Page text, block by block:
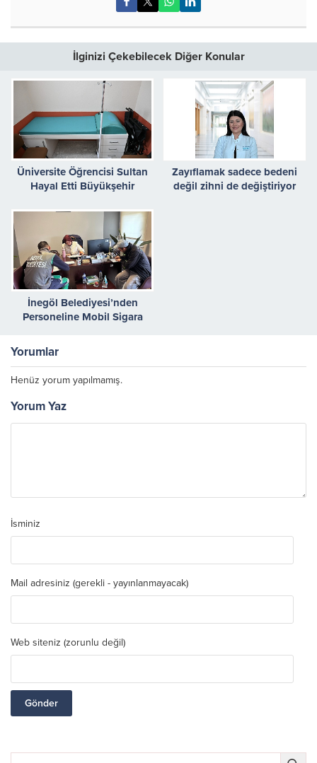
İlginizi Çekebilecek Diğer Konular
Üniversite Öğrencisi Sultan
Hayal Etti Büyükşehir
Zayıflamak sadece bedeni
değil zihni de değiştiriyor
İnegöl Belediyesi’nden
Personeline Mobil Sigara
Yorumlar
Henüz yorum yapılmamış.
Yorum Yaz
İsminiz
Mail adresiniz (gerekli - yayınlanmayacak)
Web siteniz (zorunlu değil)